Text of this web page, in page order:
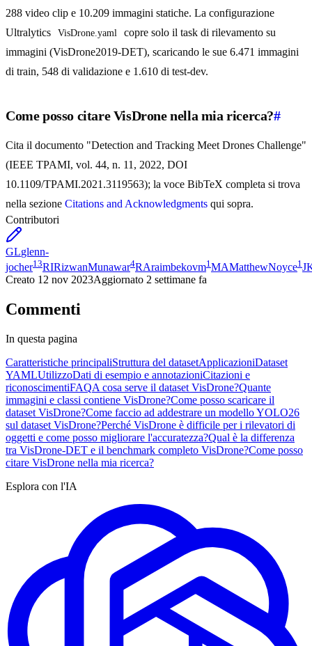
288 video clip e 10.209 immagini statiche. La configurazione
Ultralytics
VisDrone.yaml
copre solo il task di rilevamento su
immagini (VisDrone2019-DET), scaricando le sue 6.471 immagini
di train, 548 di validazione e 1.610 di test-dev.
Come posso citare VisDrone nella mia ricerca?#
Cita il documento "Detection and Tracking Meet Drones Challenge"
(IEEE TPAMI, vol. 44, n. 11, 2022, DOI
10.1109/TPAMI.2021.3119563); la voce BibTeX completa si trova
nella sezione Citations and Acknowledgments qui sopra.
Contributori
GLglenn-
jocher13RIRizwanMunawar4RAraimbekovm1 MAMatthewNoyce1
Creato 12 nov 2023Aggiornato 2 settimane fa
Commenti
In questa pagina
Caratteristiche principaliStruttura del datasetApplicazioniDataset
YAMLUtilizzoDati di esempio e annotazioniCitazioni e
riconoscimentiFAQA cosa serve il dataset VisDrone?Quante
immagini e classi contiene VisDrone?Come posso scaricare il
dataset VisDrone?Come faccio ad addestrare un modello YOLO26
sul dataset VisDrone?Perché VisDrone è difficile per i rilevatori di
oggetti e come posso migliorare l'accuratezza?Qual è la differenza
tra VisDrone-DET e il benchmark completo VisDrone?Come posso
citare VisDrone nella mia ricerca?
Esplora con l'IA